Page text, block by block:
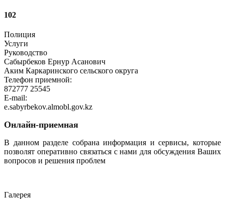
102
Полиция
Услуги
Руководство
Сабырбеков Ернур Асанович
Аким Каркаринского сельского округа
Телефон приемной:
872777 25545
E-mail:
e.sabyrbekov.almobl.gov.kz
Онлайн-приемная
В данном разделе собрана информация и сервисы, которые
позволят оперативно связаться с нами для обсуждения Ваших
вопросов и решения проблем
Галерея